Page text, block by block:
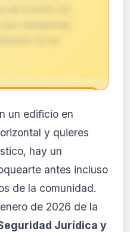
reservado
impacto de esta
con los planes
personalizadas.
un edificio en
y quieres
hay un
antes incluso
de la comunidad.
de 2026 de la
Jurídica y